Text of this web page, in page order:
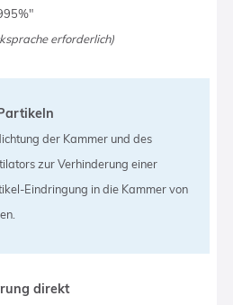
erforderlich)
der Kammer und des
zur Verhinderung einer
Eindringung in die Kammer von
direkt